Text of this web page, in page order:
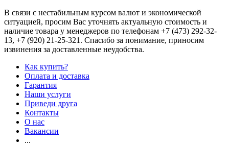
В связи с нестабильным курсом валют и экономической
ситуацией, просим Вас уточнять актуальную стоимость и
наличие товара у менеджеров по телефонам +7 (473) 292-32-
13, +7 (920) 21-25-321 . Спасибо за понимание, приносим
извинения за доставленные неудобства.
Как купить?
Оплата и доставка
Гарантия
Наши услуги
Приведи друга
Контакты
О нас
Вакансии
...